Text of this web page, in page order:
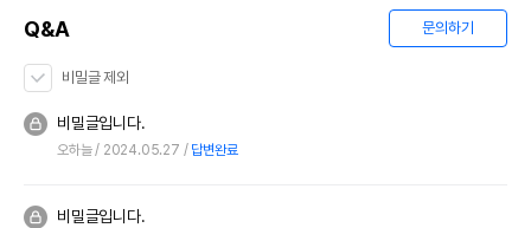
Q&A 문의하기
비밀글 제외
비밀글입니다.
오하늘 2024.05.27 답변완료
비밀글입니다.